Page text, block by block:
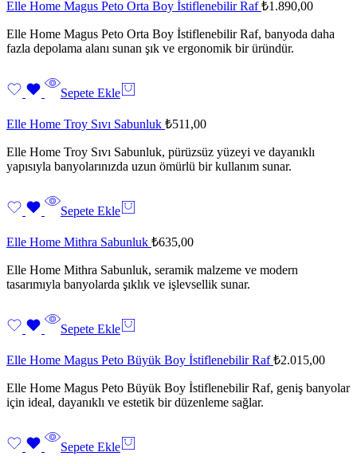
Elle Home Magus Peto Orta Boy İstiflenebilir Raf₺1.890,00
Elle Home Magus Peto Orta Boy İstiflenebilir Raf, banyoda daha
fazla depolama alanı sunan şık ve ergonomik bir üründür.
Sepete Ekle
Elle Home Troy Sıvı Sabunluk ₺511,00
Elle Home Troy Sıvı Sabunluk, pürüzsüz yüzeyi ve dayanıklı
yapısıyla banyolarınızda uzun ömürlü bir kullanım sunar.
Sepete Ekle
Elle Home Mithra Sabunluk ₺635,00
Elle Home Mithra Sabunluk, seramik malzeme ve modern
tasarımıyla banyolarda şıklık ve işlevsellik sunar.
Sepete Ekle
Elle Home Magus Peto Büyük Boy İstiflenebilir Raf₺2.015,00
Elle Home Magus Peto Büyük Boy İstiflenebilir Raf, geniş banyolar
için ideal, dayanıklı ve estetik bir düzenleme sağlar.
Sepete Ekle